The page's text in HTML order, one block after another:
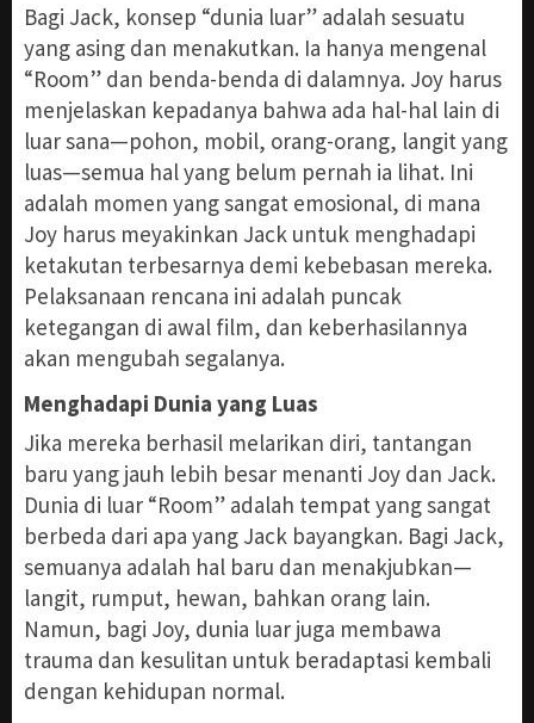
Bagi Jack, konsep “dunia luar” adalah sesuatu
yang asing dan menakutkan. Ia hanya mengenal
“Room” dan benda-benda di dalamnya. Joy harus
menjelaskan kepadanya bahwa ada hal-hal lain di
luar sana—pohon, mobil, orang-orang, langit yang
luas—semua hal yang belum pernah ia lihat. Ini
adalah momen yang sangat emosional, di mana
Joy harus meyakinkan Jack untuk menghadapi
ketakutan terbesarnya demi kebebasan mereka.
Pelaksanaan rencana ini adalah puncak
ketegangan di awal film, dan keberhasilannya
akan mengubah segalanya.
Menghadapi Dunia yang Luas
Jika mereka berhasil melarikan diri, tantangan
baru yang jauh lebih besar menanti Joy dan Jack.
Dunia di luar “Room” adalah tempat yang sangat
berbeda dari apa yang Jack bayangkan. Bagi Jack,
semuanya adalah hal baru dan menakjubkan—
langit, rumput, hewan, bahkan orang lain.
Namun, bagi Joy, dunia luar juga membawa
trauma dan kesulitan untuk beradaptasi kembali
dengan kehidupan normal.